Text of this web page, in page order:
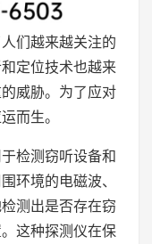
们越来越关注的
定位技术也越来
威胁。为了应对
而生。
检测窃听设备和
环境的电磁波、
测出是否存在窃
这种探测仪在保